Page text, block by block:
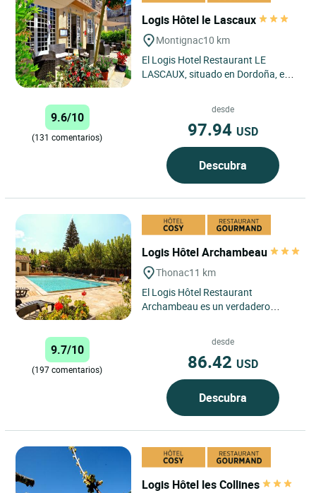
Logis Hôtel le Lascaux
Montignac10 km
El Logis Hotel Restaurant LE
LASCAUX, situado en Dordoña, es
9.6/10
(131 comentarios)
desde
97.94 USD
Descubra
Logis Hôtel Archambeau
Thonac11 km
El Logis Hôtel Restaurant
Archambeau es un verdadero
9.7/10
(197 comentarios)
desde
86.42 USD
Descubra
Logis Hôtel les Collines